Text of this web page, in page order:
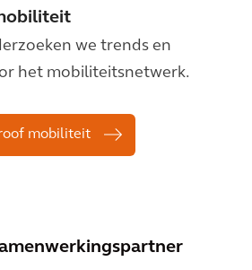
we trends en
het mobiliteitsnetwerk.
mobiliteit